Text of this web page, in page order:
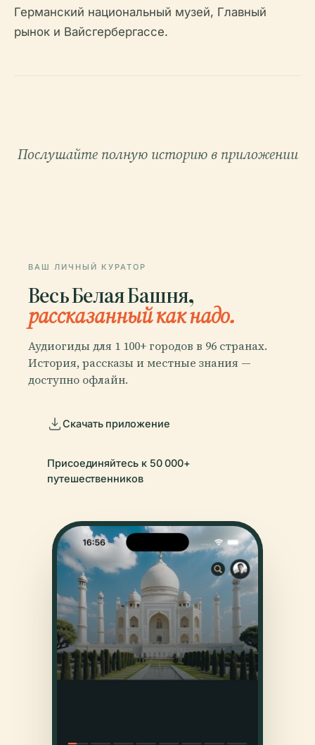
Германский национальный музей, Главный
рынок и Вайсгербергассе.
Послушайте полную историю в приложении
ВАШ ЛИЧНЫЙ КУРАТОР
Весь Белая Башня,
рассказанный как надо.
Аудиогиды для 1 100+ городов в 96 странах.
История, рассказы и местные знания —
доступно офлайн.
Скачать приложение
Присоединяйтесь к 50 000+
путешественников